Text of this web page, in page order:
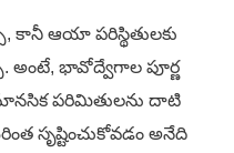
కానీ ఆయా పరిస్థితులకు
అంటే, భావోద్వేగాల పూర్ణ
పరిమితులను దాటి
సృష్టించుకోవడం అనేది